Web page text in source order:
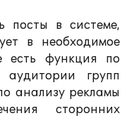
посты в системе,
в необходимое
есть функция по
аудитории групп
анализу рекламы
сторонних